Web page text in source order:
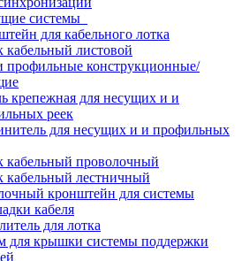
системы
для кабельного лотка
кабельный листовой
профильные конструкционные/
крепежная для несущих и и
реек
для несущих и и профильных
кабельный проволочный
кабельный лестничный
кронштейн для системы
кабеля
для лотка
для крышки системы поддержки